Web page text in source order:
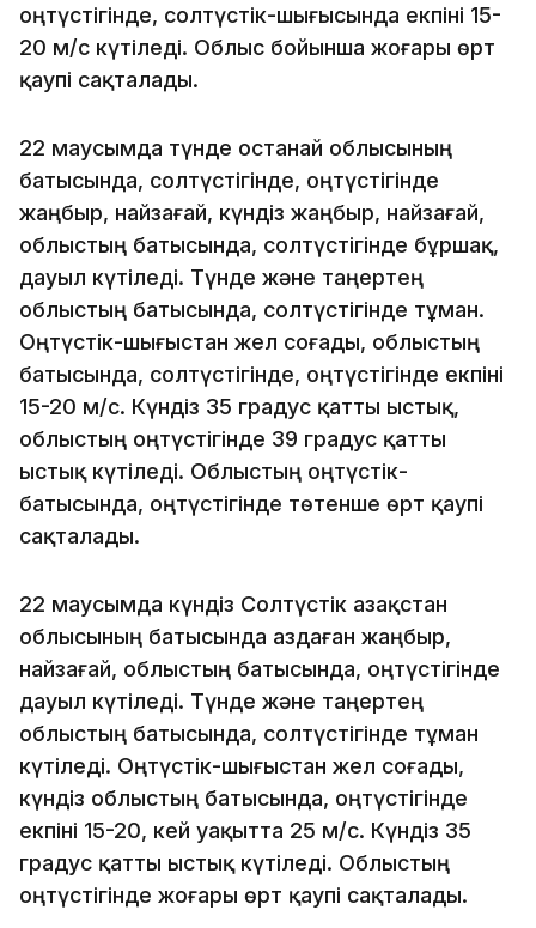
оңтүстігінде, солтүстік-шығысында екпіні 15-
20 м/с күтіледі. Облыс бойынша жоғары өрт
қаупі сақталады.
22 маусымда түнде Қостанай облысының
батысында, солтүстігінде, оңтүстігінде
жаңбыр, найзағай, күндіз жаңбыр, найзағай,
облыстың батысында, солтүстігінде бұршақ,
дауыл күтіледі. Түнде және таңертең
облыстың батысында, солтүстігінде тұман.
Оңтүстік-шығыстан жел соғады, облыстың
батысында, солтүстігінде, оңтүстігінде екпіні
15-20 м/с. Күндіз 35 градус қатты ыстық,
облыстың оңтүстігінде 39 градус қатты
ыстық күтіледі. Облыстың оңтүстік-
батысында, оңтүстігінде төтенше өрт қаупі
сақталады.
22 маусымда күндіз Солтүстік Қазақстан
облысының батысында аздаған жаңбыр,
найзағай, облыстың батысында, оңтүстігінде
дауыл күтіледі. Түнде және таңертең
облыстың батысында, солтүстігінде тұман
күтіледі. Оңтүстік-шығыстан жел соғады,
күндіз облыстың батысында, оңтүстігінде
екпіні 15-20, кей уақытта 25 м/с. Күндіз 35
градус қатты ыстық күтіледі. Облыстың
оңтүстігінде жоғары өрт қаупі сақталады.